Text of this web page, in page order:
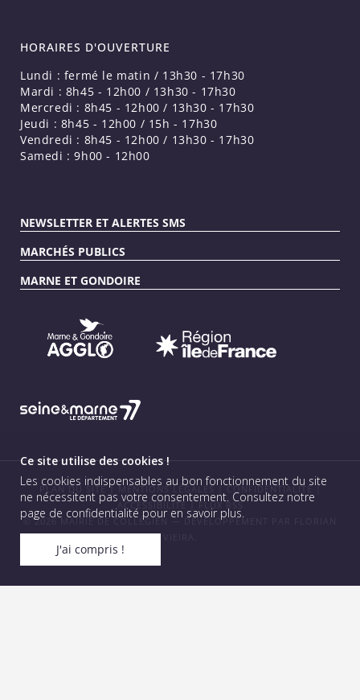
Ce site utilise des cookies !
Les cookies indispensables au bon fonctionnement du site
ne nécessitent pas votre consentement. Consultez notre
page de confidentialité pour en savoir plus.
J'ai compris !
HORAIRES D'OUVERTURE
Lundi : fermé le matin / 13h30 - 17h30
Mardi : 8h45 - 12h00 / 13h30 - 17h30
Mercredi : 8h45 - 12h00 / 13h30 - 17h30
Jeudi : 8h45 - 12h00 / 15h - 17h30
Vendredi : 8h45 - 12h00 / 13h30 - 17h30
Samedi : 9h00 - 12h00
NEWSLETTER ET ALERTES SMS
MARCHÉS PUBLICS
MARNE ET GONDOIRE
PLAN DU SITE|MENTIONS LÉGALES|CONFIDENTIALITÉ|
ACCESSIBILITÉ |FLUX RSS
© 2026 MAIRIE DE COLLÉGIEN — DÉVELOPPEMENT PAR